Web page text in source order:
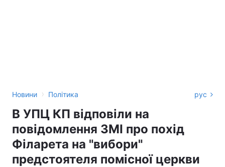
Новини › Політика рус
В УПЦ КП відповіли на
повідомлення ЗМІ про похід
Філарета на "вибори"
предстоятеля помісної церкви